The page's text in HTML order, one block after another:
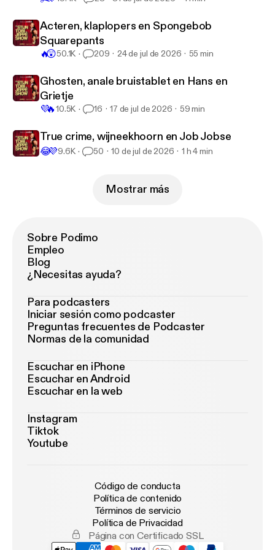
Acteren, klaplopers en Spongebob
Squarepants
🔥😲50.1K 209 24 de jul de 2026 55 min
Ghosten, anale bruistablet en Hans en
Grietje
💜🔥10.5K 16 17 de jul de 2026 59 min
True crime, wijneekhoorn en Job Jobse
😂💜9.6K 50 10 de jul de 2026 1 h 4 min
Mostrar más
Sobre Podimo
Empleo
Blog
¿Necesitas ayuda?
Para podcasters
Iniciar sesión como podcaster
Preguntas frecuentes de Podcaster
Normas de la comunidad
Escuchar en iPhone
Escuchar en Android
Escuchar en la web
Instagram
Tiktok
Youtube
Código de conducta
Política de contenido
Términos de servicio
Política de Privacidad
Página con Certificado SSL